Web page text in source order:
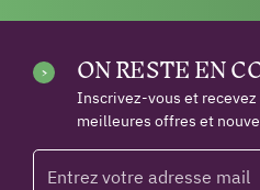
ON RESTE EN
Inscrivez-vous et
meilleures offres et